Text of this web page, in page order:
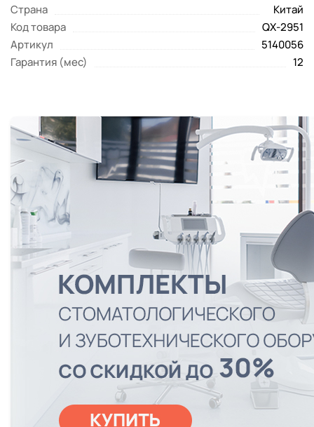
Страна
Китай
Код товара
QX-2951
Артикул
5140056
Гарантия (мес)
12